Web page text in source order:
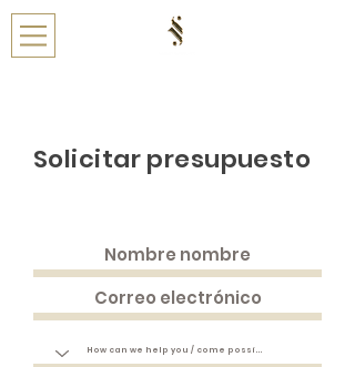
Solicitar presupuesto